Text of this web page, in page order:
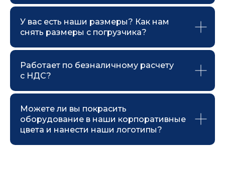
У вас есть наши размеры? Как нам
снять размеры с погрузчика?
Работает по безналичному расчету
с НДС?
Можете ли вы покрасить
оборудование в наши корпоративные
цвета и нанести наши логотипы?